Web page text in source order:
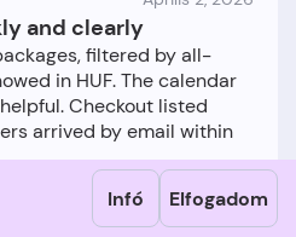
Infó Elfogadom
and clearly
filtered by all-
in HUF. The calendar
Checkout listed
arrived by email within
Show translation